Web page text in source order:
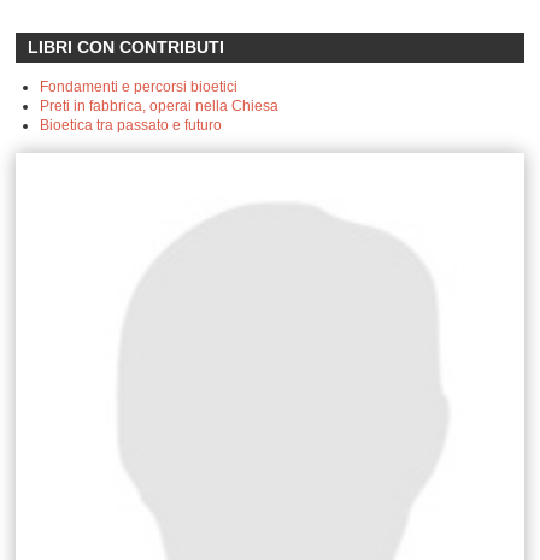
LIBRI CON CONTRIBUTI
Fondamenti e percorsi bioetici
Preti in fabbrica, operai nella Chiesa
Bioetica tra passato e futuro